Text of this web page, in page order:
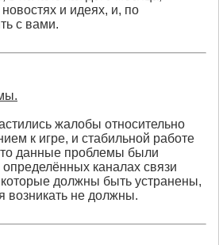
и идеях, и, по
с вами.
жалобы относительно
к игре, и стабильной работе
данные проблемы были
каналах связи
должны быть устранены,
возникать не должны.